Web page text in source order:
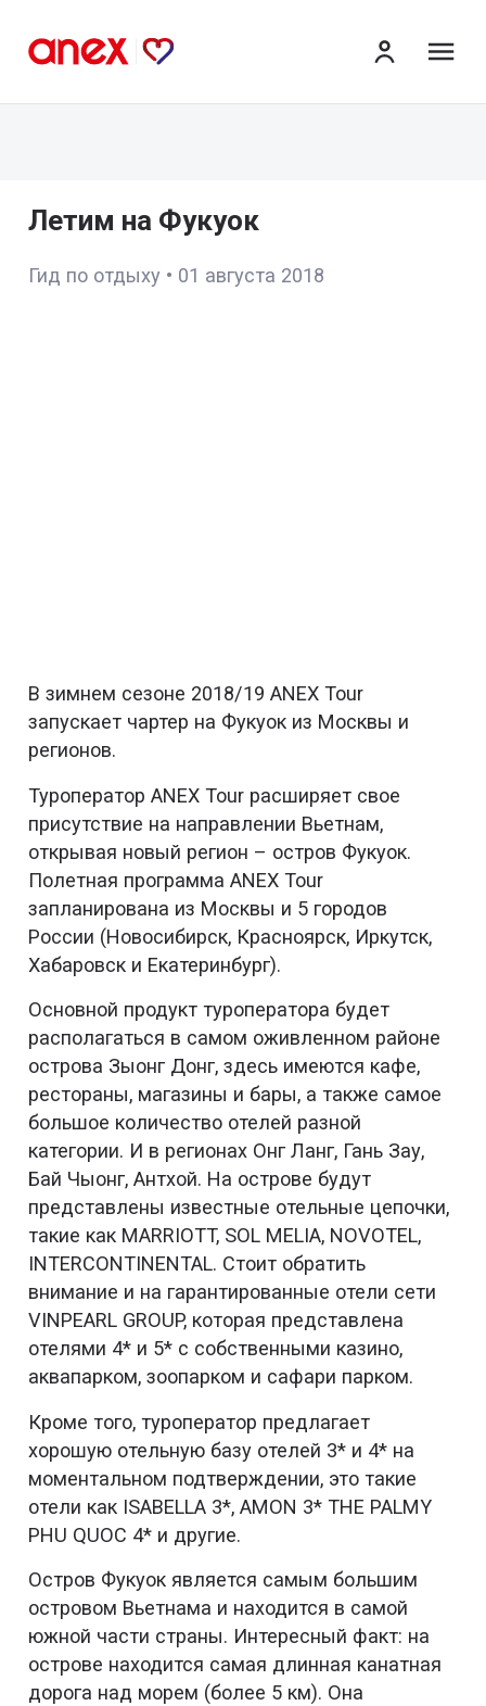
Летим на Фукуок
Гид по отдыху • 01 августа 2018
В зимнем сезоне 2018/19 ANEX Tour
запускает чартер на Фукуок из Москвы и
регионов.
Туроператор ANEX Tour расширяет свое
присутствие на направлении Вьетнам,
открывая новый регион – остров Фукуок.
Полетная программа ANEX Tour
запланирована из Москвы и 5 городов
России (Новосибирск, Красноярск, Иркутск,
Хабаровск и Екатеринбург).
Основной продукт туроператора будет
располагаться в самом оживленном районе
острова Зыонг Донг, здесь имеются кафе,
рестораны, магазины и бары, а также самое
большое количество отелей разной
категории. И в регионах Онг Ланг, Гань Зау,
Бай Чыонг, Антхой. На острове будут
представлены известные отельные цепочки,
такие как MARRIOTT, SOL MELIA, NOVOTEL,
INTERCONTINENTAL. Стоит обратить
внимание и на гарантированные отели сети
VINPEARL GROUP, которая представлена
отелями 4* и 5* с собственными казино,
аквапарком, зоопарком и сафари парком.
Кроме того, туроператор предлагает
хорошую отельную базу отелей 3* и 4* на
моментальном подтверждении, это такие
отели как ISABELLA 3*, AMON 3* THE PALMY
PHU QUOC 4* и другие.
Остров Фукуок является самым большим
островом Вьетнама и находится в самой
южной части страны. Интересный факт: на
острове находится самая длинная канатная
дорога над морем (более 5 км). Она